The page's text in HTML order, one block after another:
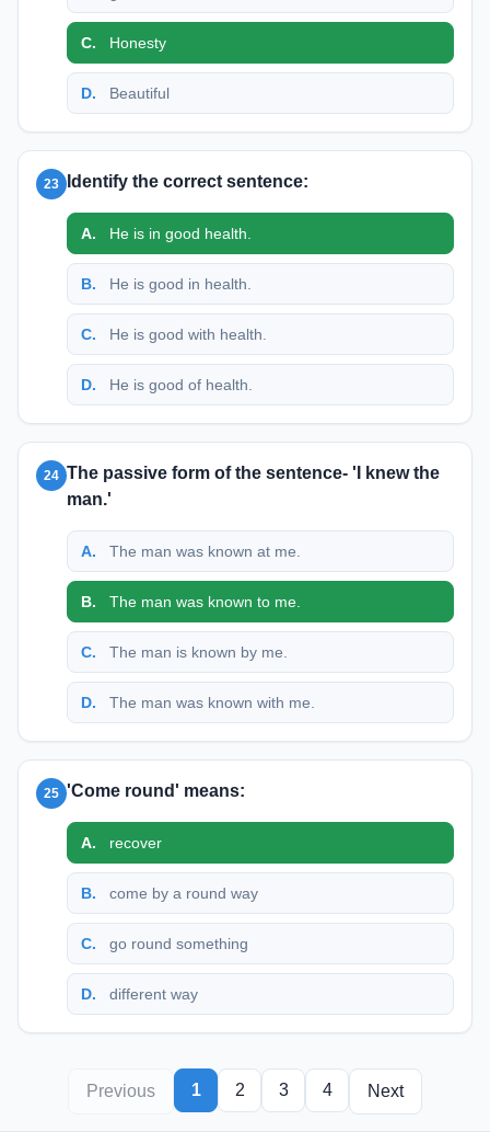
C. Honesty
D. Beautiful
23 Identify the correct sentence:
A. He is in good health.
B. He is good in health.
C. He is good with health.
D. He is good of health.
24 The passive form of the sentence- 'I knew the
man.'
A. The man was known at me.
B. The man was known to me.
C. The man is known by me.
D. The man was known with me.
25 'Come round' means:
A. recover
B. come by a round way
C. go round something
D. different way
Previous 1 2 3 4 Next